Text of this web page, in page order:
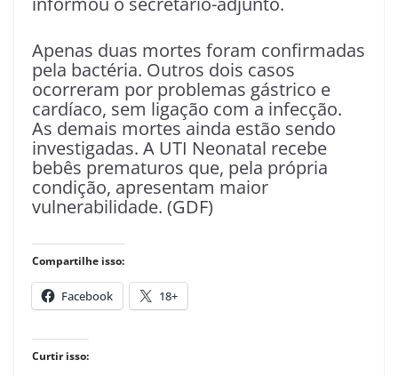
Apenas duas mortes foram confirmadas
pela bactéria. Outros dois casos
ocorreram por problemas gástrico e
cardíaco, sem ligação com a infecção.
As demais mortes ainda estão sendo
investigadas. A UTI Neonatal recebe
bebês prematuros que, pela própria
condição, apresentam maior
vulnerabilidade. (GDF)
Compartilhe isso:
Facebook 18+
Curtir isso: